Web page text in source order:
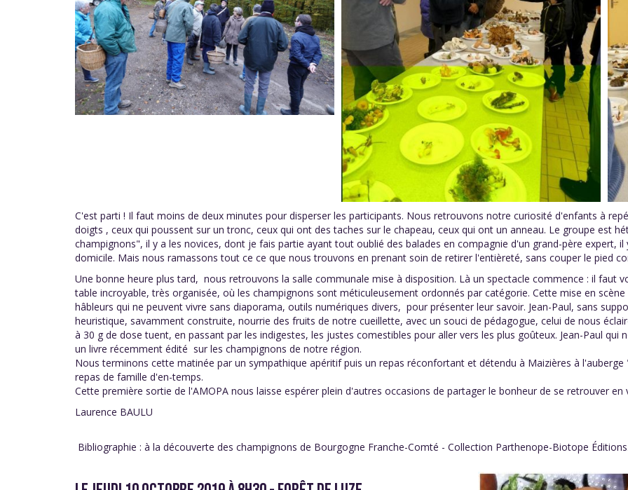
C'est parti ! Il faut moins de deux minutes pour disperser les participants. Nous retrouvons notre curiosité d'enfants à
doigts , ceux qui poussent sur un tronc, ceux qui ont des taches sur le chapeau, ceux qui ont un anneau. Le groupe est
champignons", il y a les novices, dont je fais partie ayant tout oublié des balades en compagnie d'un grand-père expert,
domicile. Mais nous ramassons tout ce ce que nous trouvons en prenant soin de retirer l'entièreté, sans couper le pied
Une bonne heure plus tard, nous retrouvons la salle communale mise à disposition. Là un spectacle commence : il faut
table incroyable, très organisée, où les champignons sont méticuleusement ordonnés par catégorie. Cette mise en
hâbleurs qui ne peuvent vivre sans diaporama, outils numériques divers, pour présenter leur savoir. Jean-Paul, sans
heuristique, savamment construite, nourrie des fruits de notre cueillette, avec un souci de pédagogue, celui de nous
à 30 g de dose tuent, en passant par les indigestes, les justes comestibles pour aller vers les plus goûteux. Jean-Paul
un livre récemment édité sur les champignons de notre région.
Nous terminons cette matinée par un sympathique apéritif puis un repas réconfortant et détendu à Maizières à
repas de famille d'en-temps.
Cette première sortie de l'AMOPA nous laisse espérer plein d'autres occasions de partager le bonheur de se retrouver en
Laurence BAULU
Bibliographie : à la découverte des champignons de Bourgogne Franche-Comté - Collection Parthenope-Biotope